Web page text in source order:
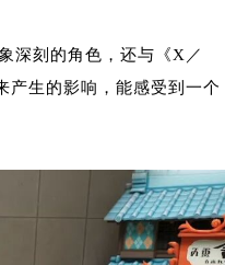
深刻的角色，还与《X／
产生的影响，能感受到一个